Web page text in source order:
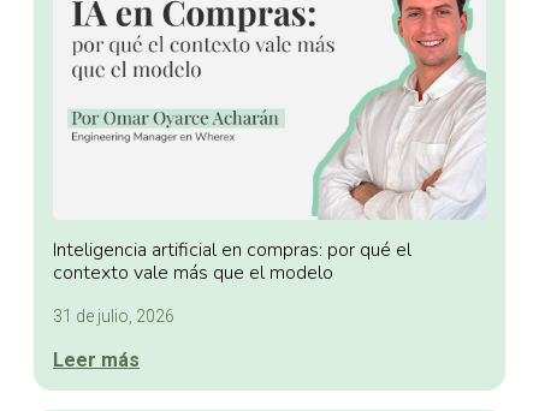
Inteligencia artificial en compras: por qué el
contexto vale más que el modelo
31 de julio, 2026
Leer más